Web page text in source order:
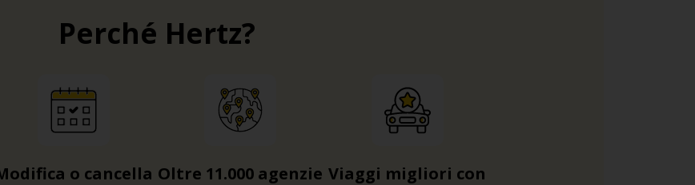
Perché Hertz?
o cancella Oltre 11.000 agenzie Viaggi migliori con